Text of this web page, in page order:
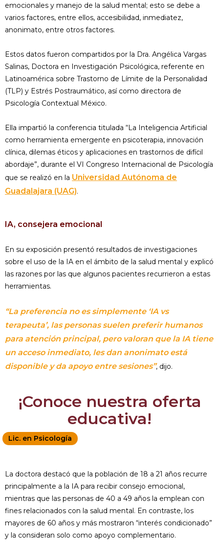
emocionales y manejo de la salud mental; esto se debe a
varios factores, entre ellos, accesibilidad, inmediatez,
anonimato, entre otros factores.
Estos datos fueron compartidos por la Dra. Angélica Vargas
Salinas, Doctora en Investigación Psicológica, referente en
Latinoamérica sobre Trastorno de Límite de la Personalidad
(TLP) y Estrés Postraumático, así como directora de
Psicología Contextual México.
Ella impartió la conferencia titulada “La Inteligencia Artificial
como herramienta emergente en psicoterapia, innovación
clínica, dilemas éticos y aplicaciones en trastornos de difícil
abordaje”, durante el VI Congreso Internacional de Psicología
que se realizó en la Universidad Autónoma de
Guadalajara (UAG).
IA, consejera emocional
En su exposición presentó resultados de investigaciones
sobre el uso de la IA en el ámbito de la salud mental y explicó
las razones por las que algunos pacientes recurrieron a estas
herramientas.
“La preferencia no es simplemente ‘IA vs
terapeuta’, las personas suelen preferir humanos
para atención principal, pero valoran que la IA tiene
un acceso inmediato, les dan anonimato está
disponible y da apoyo entre sesiones”, dijo.
¡Conoce nuestra oferta
educativa!
Lic. en Psicología
La doctora destacó que la población de 18 a 21 años recurre
principalmente a la IA para recibir consejo emocional,
mientras que las personas de 40 a 49 años la emplean con
fines relacionados con la salud mental. En contraste, los
mayores de 60 años y más mostraron “interés condicionado”
y la consideran solo como apoyo complementario.